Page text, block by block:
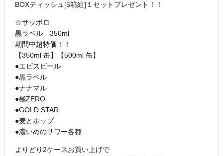
BOXティッシュ[5箱組]１セットプレゼント！！
☆サッポロ
黒ラベル 350ml
期間中超特価！！
【350ml 缶】【500ml 缶】
●エビスビール
●黒ラベル
●ナナマル
●極ZERO
●GOLD STAR
●麦とホップ
●濃いめのサワー各種
よりどり2ケースお買い上げで